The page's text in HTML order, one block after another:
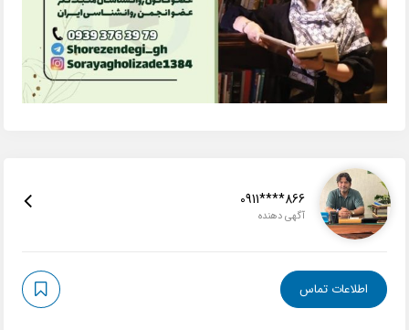
0911****866
آگهی دهنده
اطلاعات تماس